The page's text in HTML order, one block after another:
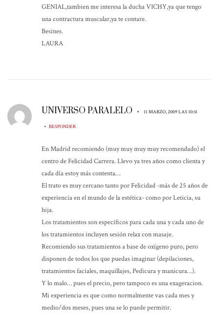
GENIAL,tambien me interesa la ducha VICHY,ya que tengo
una contractura muscular,ya te contare.
Besines.
LAURA
UNIVERSO PARALELO • 11 MARZO, 2009 LAS 10:31
• RESPONDER
En Madrid recomiendo (muy muy muy muy recomendado) el
centro de Felicidad Carrera. Llevo ya tres años como clienta y
cada día estoy más contenta…
El trato es muy cercano tanto por Felicidad -más de 25 años de
experiencia en el mundo de la estética- como por Leticia, su
hija.
Los tratamientos son específicos para cada una y cada uno de
los tratamientos incluyen sesión relax con masaje.
Recomiendo sus tratamientos a base de oxígeno puro, pero
disponen de todos los que puedas imaginar (depilaciones,
tratamientos faciales, maquillajes, Pedicura y manicura…).
Y lo malo… pues el precio, pero tampoco es una exageracion.
Mi experiencia es que como normalmente vas cada mes y
medio/dos meses, pues una se lo puede permitir.